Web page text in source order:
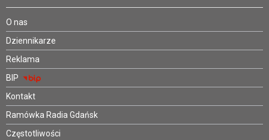
O nas
Dziennikarze
Reklama
BIP
Kontakt
Ramówka Radia Gdańsk
Częstotliwości